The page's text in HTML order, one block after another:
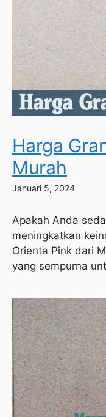
Harga
Murah
Januari 5, 2024
Apakah Anda
meningkatkan
Orienta Pink dari
yang sempurna